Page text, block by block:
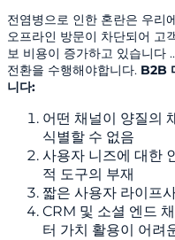
전염병으로 인한 혼란은 우리
오프라인 방문이 차단되어 고
보 비용이 증가하고 있습니다
전환을 수행해야합니다. B2B
니다:
어떤 채널이 양질의
식별할 수 없음
사용자 니즈에 대한
적 도구의 부재
짧은 사용자 라이프
CRM 및 소셜 엔드
터 가치 활용이 어려